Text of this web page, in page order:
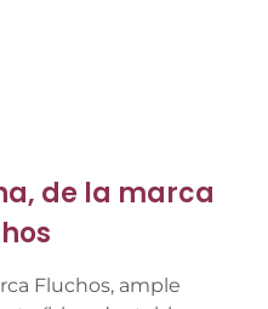
de la marca
Fluchos, ample